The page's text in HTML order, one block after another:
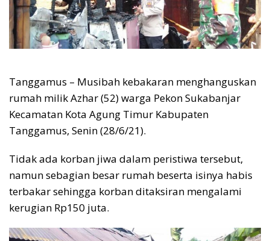
Tanggamus – Musibah kebakaran menghanguskan
rumah milik Azhar (52) warga Pekon Sukabanjar
Kecamatan Kota Agung Timur Kabupaten
Tanggamus, Senin (28/6/21).
Tidak ada korban jiwa dalam peristiwa tersebut,
namun sebagian besar rumah beserta isinya habis
terbakar sehingga korban ditaksiran mengalami
kerugian Rp150 juta.